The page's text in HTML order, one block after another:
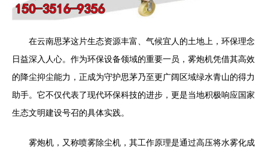
在云南思茅这片生态资源丰富、气候宜人的土地上，环保理念
日益深入人心。作为环保设备领域的重要一员，雾炮机凭借其高效
的降尘抑尘能力，正成为守护思茅乃至更广阔区域绿水青山的得力
助手。它不仅代表了现代环保科技的进步，更是当地积极响应国家
生态文明建设号召的具体实践。
雾炮机，又称喷雾除尘机，其工作原理是通过高压将水雾化成